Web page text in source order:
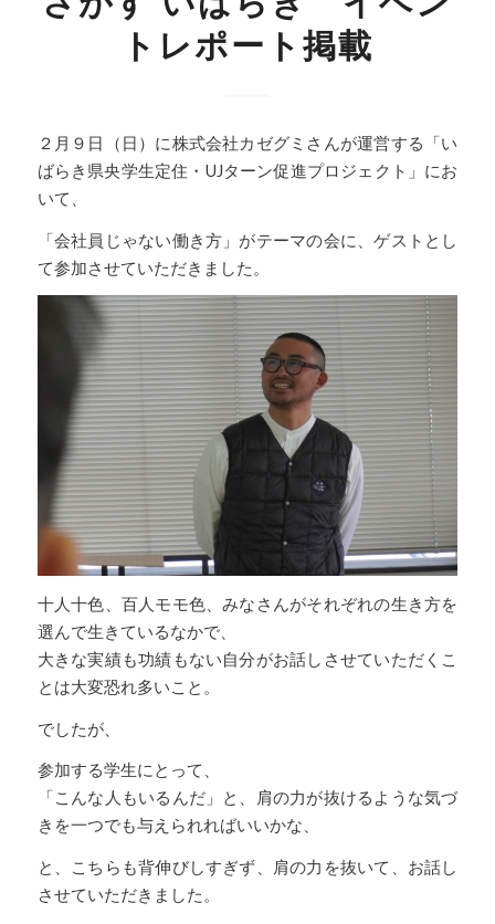
トレポート掲載
２月９日（日）に株式会社カゼグミさんが運営する「い
ばらき県央学生定住・UJターン促進プロジェクト」にお
いて、
「会社員じゃない働き方」がテーマの会に、ゲストとし
て参加させていただきました。
十人十色、百人モモ色、みなさんがそれぞれの生き方を
選んで生きているなかで、
大きな実績も功績もない自分がお話しさせていただくこ
とは大変恐れ多いこと。
でしたが、
参加する学生にとって、
「こんな人もいるんだ」と、肩の力が抜けるような気づ
きを一つでも与えられればいいかな、
と、こちらも背伸びしすぎず、肩の力を抜いて、お話し
させていただきました。